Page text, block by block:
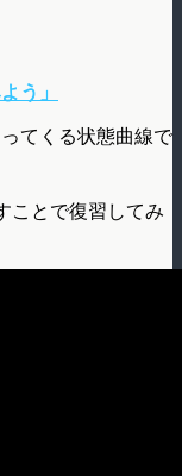
う」
てくる状態曲線で
ことで復習してみ